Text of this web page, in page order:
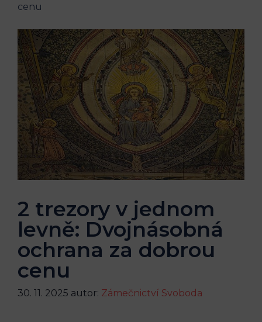
cenu
2 trezory v jednom
levně: Dvojnásobná
ochrana za dobrou
cenu
30. 11. 2025 autor: Zámečnictví Svoboda